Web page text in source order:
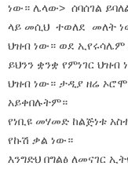
ነው። ሌላው> ሰባሰገል
ላይ መሲህ ተወለደ መለት
ህዝብ ነው። ወደ ኢየሩሳሌም
ይህንን ቋንቋ የምነገር
ህዝብ ነው። ታዲያ ዘሬ
አይቀበሉትም።
የነቢዩ መሃመድ ከልጅነቱ
የኩሽ ቃል ነው።
እንግድህ በግልፅ ለመናገር